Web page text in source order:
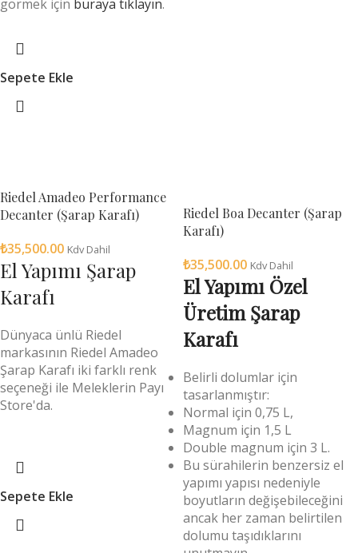
görmek için buraya tıklayın.
Sepete Ekle
Riedel Amadeo Performance
Decanter (Şarap Karafı)
₺35,500.00 Kdv Dahil
El Yapımı Şarap
Karafı
Dünyaca ünlü Riedel
markasının Riedel Amadeo
Şarap Karafı iki farklı renk
seçeneği ile Meleklerin Payı
Store'da.
Sepete Ekle
Riedel Boa Decanter (Şarap
Karafı)
₺35,500.00 Kdv Dahil
El Yapımı Özel
Üretim Şarap
Karafı
Belirli dolumlar için
tasarlanmıştır:
Normal için 0,75 L,
Magnum için 1,5 L
Double magnum için 3 L.
Bu sürahilerin benzersiz el
yapımı yapısı nedeniyle
boyutların değişebileceğini
ancak her zaman belirtilen
dolumu taşıdıklarını